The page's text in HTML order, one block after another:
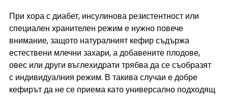
При хора с диабет, инсулинова резистентност или
специален хранителен режим е нужно повече
внимание, защото натуралният кефир съдържа
естествени млечни захари, а добавените плодове,
овес или други въглехидрати трябва да се съобразят
с индивидуалния режим. В такива случаи е добре
кефирът да не се приема като универсално подходящ